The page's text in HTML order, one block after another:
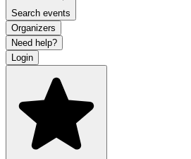
Search events
Organizers
Need help?
Login